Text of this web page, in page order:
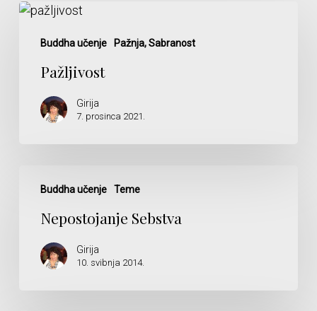
Buddha učenje Pažnja, Sabranost
Pažljivost
Pažljivost
Girija
7. prosinca 2021.
Buddha učenje Teme
Sebstva
Nepostojanje Sebstva
Girija
10. svibnja 2014.